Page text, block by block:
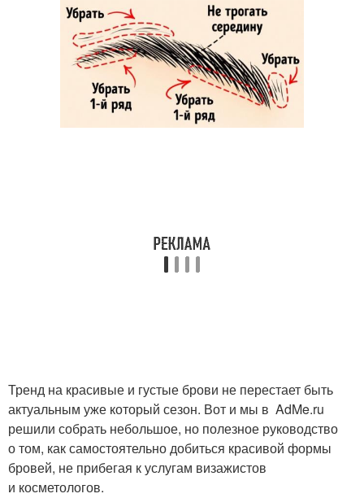
Тренд на красивые и густые брови не перестает быть
актуальным уже который сезон. Вот и мы в AdMe.ru
решили собрать небольшое, но полезное руководство
о том, как самостоятельно добиться красивой формы
бровей, не прибегая к услугам визажистов
и косметологов.